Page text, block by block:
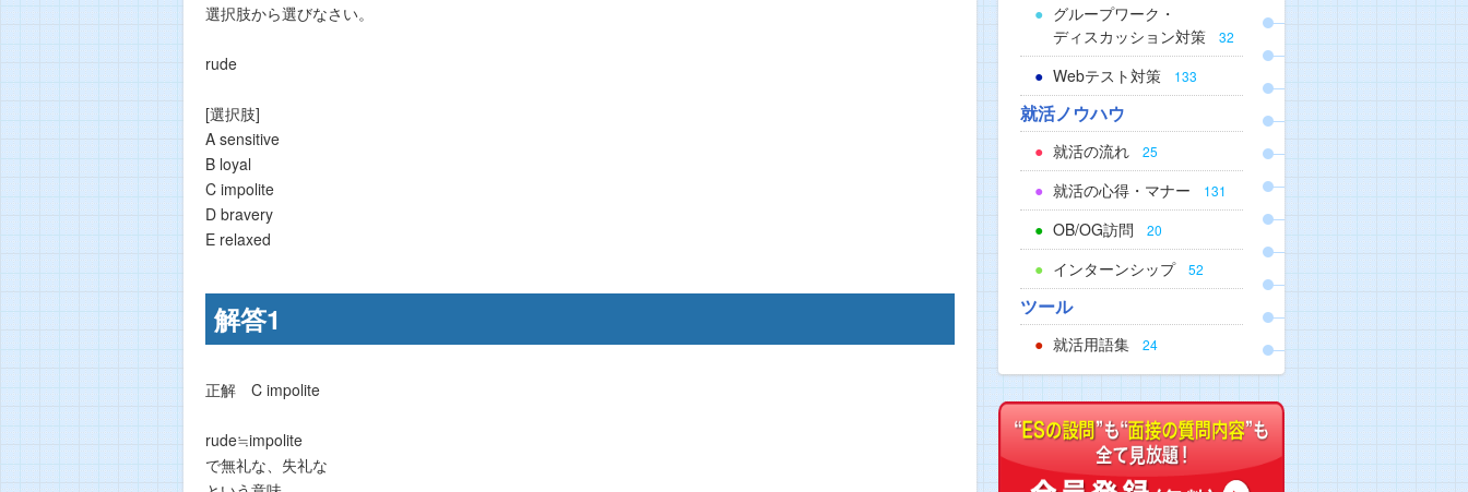
選択肢から選びなさい。
rude
[選択肢]
A sensitive
B loyal
C impolite
D bravery
E relaxed
解答1
正解 C impolite
rude≒impolite
で無礼な、失礼な
グループワーク・
ディスカッション対策
32
Webテスト対策 133
就活ノウハウ
就活の流れ 25
就活の心得・マナー 131
OB/OG訪問 20
インターンシップ 52
ツール
就活用語集 24